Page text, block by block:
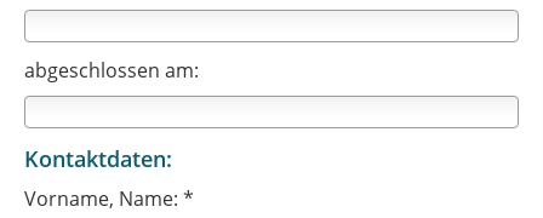
abgeschlossen am:
Kontaktdaten:
Vorname, Name: *